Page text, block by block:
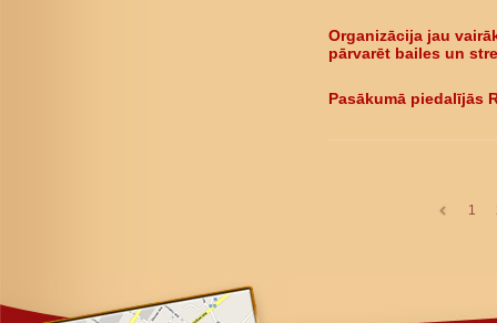
Organizācija jau
pārvarēt bailes un
Pasākumā piedalījās
1